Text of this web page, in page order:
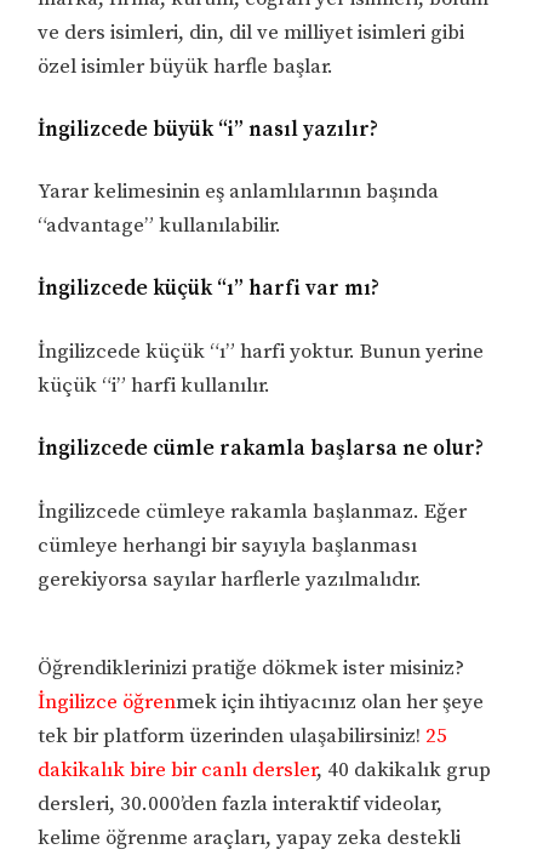
ve ders isimleri, din, dil ve milliyet isimleri gibi
özel isimler büyük harfle başlar.
İngilizcede büyük “i” nasıl yazılır?
Yarar kelimesinin eş anlamlılarının başında
“advantage” kullanılabilir.
İngilizcede küçük “ı” harfi var mı?
İngilizcede küçük “ı” harfi yoktur. Bunun yerine
küçük “i” harfi kullanılır.
İngilizcede cümle rakamla başlarsa ne olur?
İngilizcede cümleye rakamla başlanmaz. Eğer
cümleye herhangi bir sayıyla başlanması
gerekiyorsa sayılar harflerle yazılmalıdır.
Öğrendiklerinizi pratiğe dökmek ister misiniz?
İngilizce öğrenmek için ihtiyacınız olan her şeye
tek bir platform üzerinden ulaşabilirsiniz! 25
dakikalık bire bir canlı dersler, 40 dakikalık grup
dersleri, 30.000’den fazla interaktif videolar,
kelime öğrenme araçları, yapay zeka destekli